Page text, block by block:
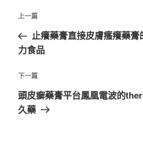
文
導
覽
上
一
篇
章
上一篇
止癢藥膏直接皮膚瘙癢藥
力食品
下
一
篇
下一篇
頭皮癬藥膏平台鳳凰電波的
久藥